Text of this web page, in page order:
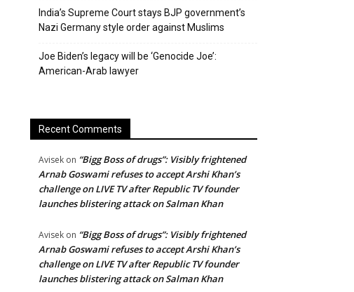
India’s Supreme Court stays BJP government’s
Nazi Germany style order against Muslims
Joe Biden’s legacy will be ‘Genocide Joe’:
American-Arab lawyer
Recent Comments
Avisek on “Bigg Boss of drugs”: Visibly frightened
Arnab Goswami refuses to accept Arshi Khan’s
challenge on LIVE TV after Republic TV founder
launches blistering attack on Salman Khan
Avisek on “Bigg Boss of drugs”: Visibly frightened
Arnab Goswami refuses to accept Arshi Khan’s
challenge on LIVE TV after Republic TV founder
launches blistering attack on Salman Khan